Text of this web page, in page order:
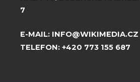
7
E-MAIL: INFO@WIKIMEDIA.CZ
TELEFON: +420 773 155 687